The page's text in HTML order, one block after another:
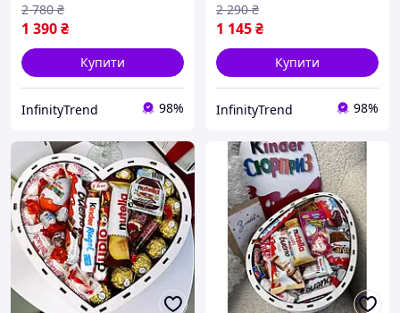
1 390₴
2 780 ₴
Купити
InfinityTrend 98%
1 145₴
2 290 ₴
Купити
InfinityTrend 98%